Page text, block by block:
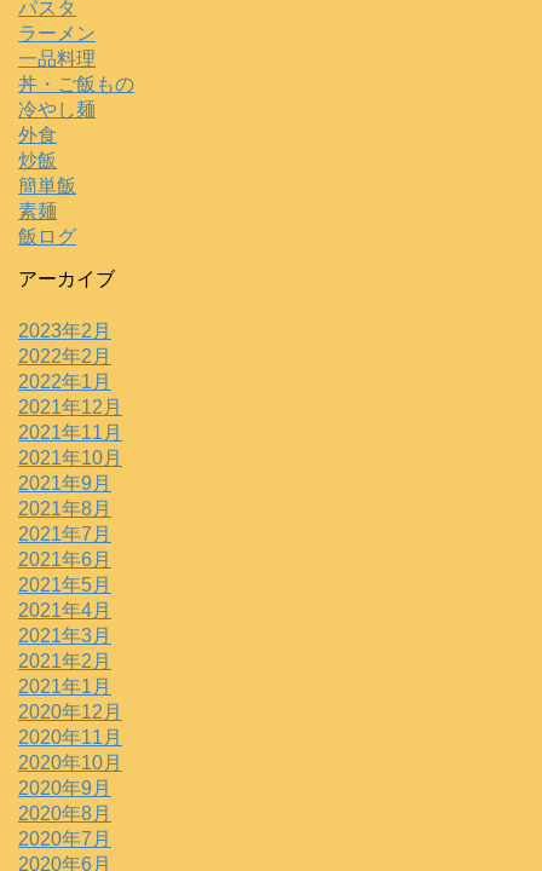
パスタ
ラーメン
一品料理
丼・ご飯もの
冷やし麺
外食
炒飯
簡単飯
素麺
飯ログ
アーカイブ
2023年2月
2022年2月
2022年1月
2021年12月
2021年11月
2021年10月
2021年9月
2021年8月
2021年7月
2021年6月
2021年5月
2021年4月
2021年3月
2021年2月
2021年1月
2020年12月
2020年11月
2020年10月
2020年9月
2020年8月
2020年7月
2020年6月